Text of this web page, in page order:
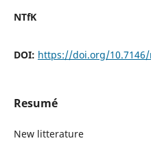
NTfK
DOI: https://doi.org/10.7146/
Resumé
New litterature